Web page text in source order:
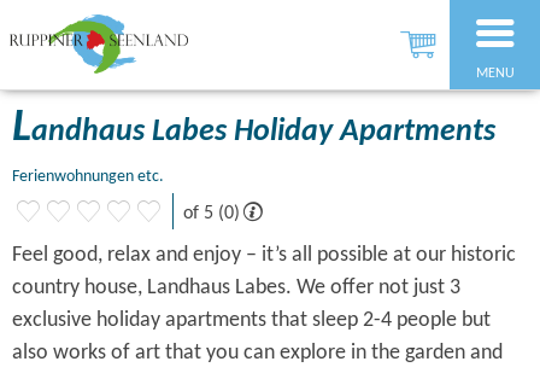
MENU
Landhaus Labes Holiday Apartments
Ferienwohnungen etc.
of 5 (0)
Feel good, relax and enjoy – it’s all possible at our historic
country house, Landhaus Labes. We offer not just 3
exclusive holiday apartments that sleep 2-4 people but
also works of art that you can explore in the garden and